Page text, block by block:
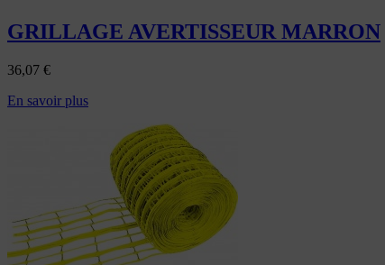
GRILLAGE AVERTISSEUR MARRON
36,07 €
En savoir plus